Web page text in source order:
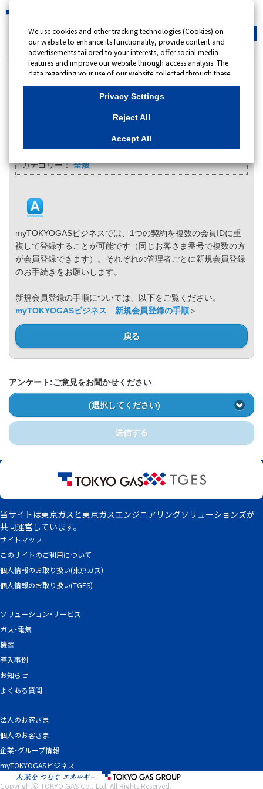
緊急時 会員サイト
カテゴリー表示
No : 10191 公開日時 : 2020/02/05 19:10
myTOKYOGASビジネスで、1つの契約の料金・使
ることはできますか。
カテゴリー： 全般
myTOKYOGASビジネスでは、1つの契約を複数の会員IDに重
複して登録することが可能です（同じお客さま番号で複数の方
が会員登録できます）。それぞれの管理者ごとに新規会員登録
のお手続きをお願いします。
新規会員登録の手順については、以下をご覧ください。
myTOKYOGASビジネス 新規会員登録の手順＞
戻る
アンケート:ご意見をお聞かせください
(選択してください)
送信する
サイトマップ
このサイトのご利用について
個人情報のお取り扱い(東京ガス)
個人情報のお取り扱い(TGES)
ソリューション・サービス
ガス・電気
機器
導入事例
お知らせ
よくある質問
法人のお客さま
個人のお客さま
企業・グループ情報
myTOKYOGASビジネス
当サイトは東京ガスと東京ガスエンジニアリングソリューションズが
共同運営しています。
Copyright© TOKYO GAS Co., Ltd. All Rights Reserved.
We use cookies and other tracking technologies (Cookies) on
our website to enhance its functionality, provide content and
advertisements tailored to your interests, offer social media
features and improve our website through access analysis. The
data regarding your use of our website collected through these
Cookies may be shared with our partners that provide
advertising, social media and/or analytics services. These
that you have provided to them or that they have collected
optimise advertisements delivered to you by businesses other
than us on the internet. If you wish to reject the use of all
"Reject All". If you agree to the use of all Cookies, please click
rejection settings at any time by clicking the
button on this banner or through your browser's "Settings".
information including Cookies on our website, please refer to
Cookies Details
Privacy Policy
Privacy Settings
Reject All
Accept All